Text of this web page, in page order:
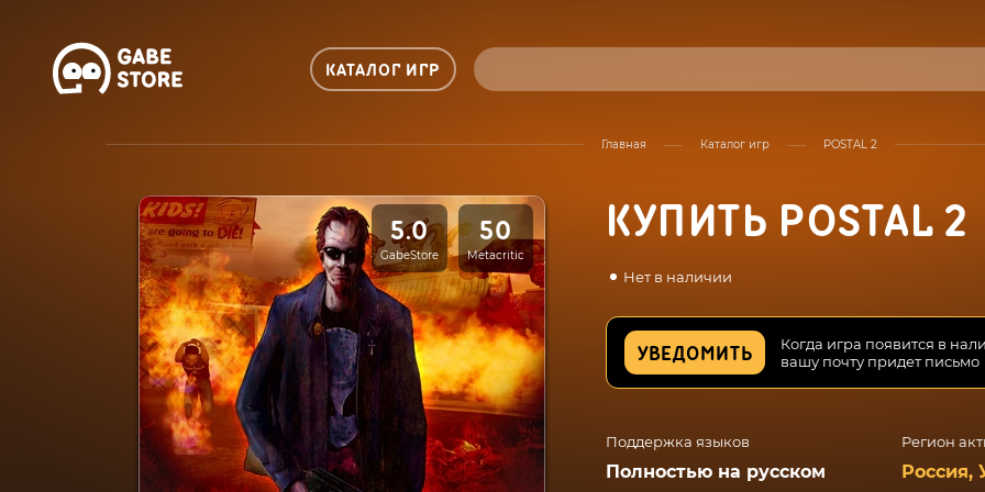
КАТАЛОГ ИГР
Главная Каталог игр POSTAL 2
5.0
GabeStore
50
Metacritic
КУПИТЬ POSTAL 2
Нет в наличии
УВЕДОМИТЬ
Когда игра появится в
вашу почту придет письмо
Поддержка языков
Полностью на русском
Регион
Россия,